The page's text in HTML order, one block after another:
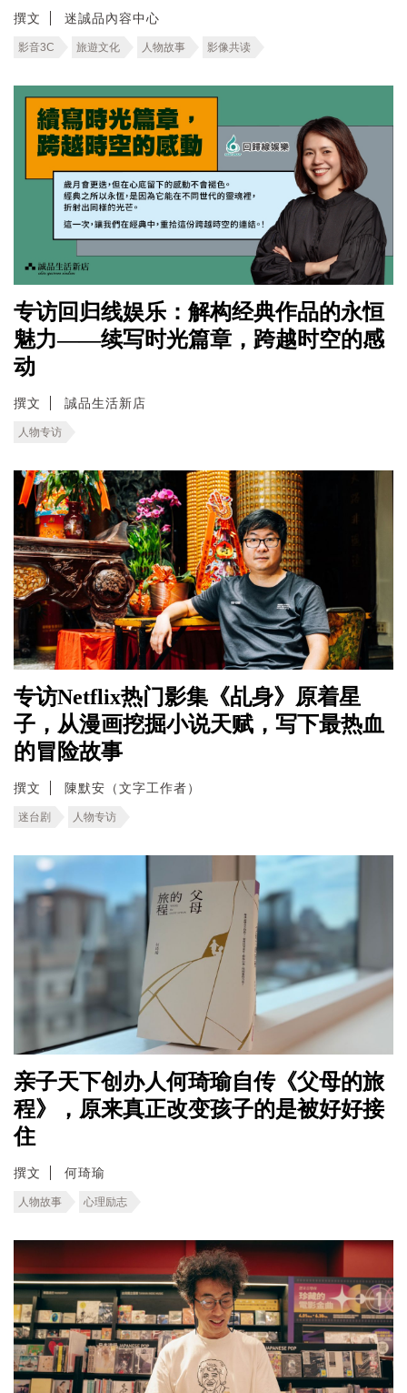
撰文 迷誠品內容中心
影音3C 旅遊文化 人物故事 影像共读
专访回归线娱乐：解构经典作品的永恒
魅力——续写时光篇章，跨越时空的感
动
撰文 誠品生活新店
人物专访
专访Netflix热门影集《乩身》原着星
子，从漫画挖掘小说天赋，写下最热血
的冒险故事
撰文 陳默安（文字工作者）
迷台剧 人物专访
亲子天下创办人何琦瑜自传《父母的旅
程》，原来真正改变孩子的是被好好接
住
撰文 何琦瑜
人物故事 心理励志